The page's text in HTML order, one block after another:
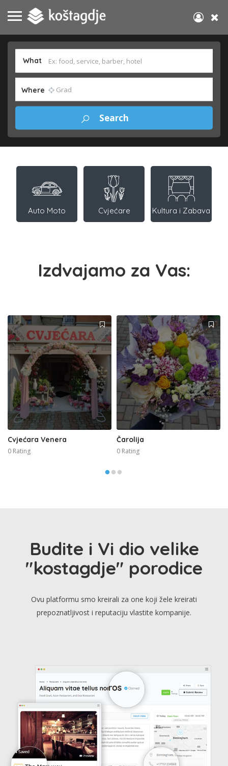
What
Where
Auto Moto Cvjećare Kultura i Zabava
Izdvajamo za Vas:
Cvjećara Venera
0 Rating
Čarolija
0 Rating
Budite i Vi dio velike
"kostagdje" porodice
Ovu platformu smo kreirali za one koji žele kreirati
prepoznatljivost i reputaciju vlastite kompanije.